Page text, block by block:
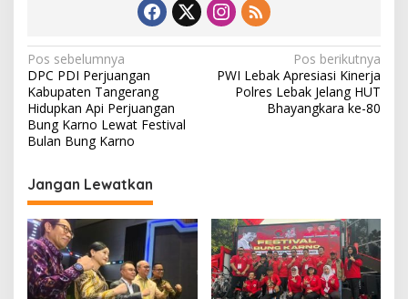
N
a
v
i
a
s
i
p
Pos sebelumnya
DPC PDI Perjuangan
Kabupaten Tangerang
Hidupkan Api Perjuangan
Bung Karno Lewat Festival
Bulan Bung Karno
Pos berikutnya
PWI Lebak Apresiasi Kinerja
Polres Lebak Jelang HUT
Bhayangkara ke-80
Jangan Lewatkan